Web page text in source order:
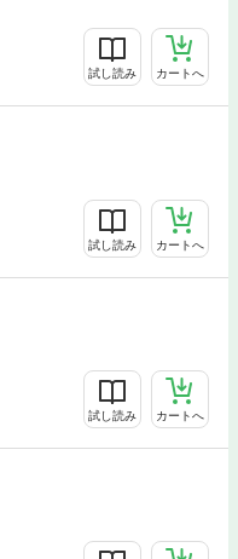
試し読み カートへ
試し読み カートへ
試し読み カートへ